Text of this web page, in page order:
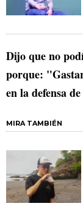
Dijo que no
porque:
en la defensa
MIRA TAMBIÉN